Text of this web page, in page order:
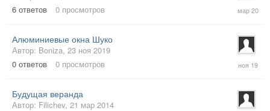
6 ответов 0 просмотров
мар
Алюминиевые окна Шуко
Автор: Boniza, 23 ноя 2019
0 ответов 0 просмотров
ноя
Будущая веранда
Автор: Filichev, 21 мар 2014